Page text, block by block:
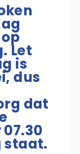
Let
is
dus
dat
staat.